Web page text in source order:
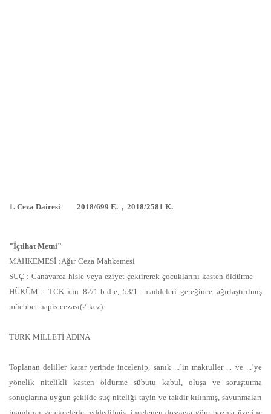
1. Ceza Dairesi 2018/699 E. , 2018/2581 K.
"İçtihat Metni"
MAHKEMESİ :Ağır Ceza Mahkemesi
SUÇ : Canavarca hisle veya eziyet çektirerek çocuklarını kasten öldürme
HÜKÜM : TCK.nun 82/1-b-d-e, 53/1. maddeleri gereğince ağırlaştırılmış
müebbet hapis cezası(2 kez).
TÜRK MİLLETİ ADINA
Toplanan deliller karar yerinde incelenip, sanık ...’in maktuller ... ve ...’ye
yönelik nitelikli kasten öldürme sübutu kabul, oluşa ve soruşturma
sonuçlarına uygun şekilde suç niteliği tayin ve takdir kılınmış, savunmaları